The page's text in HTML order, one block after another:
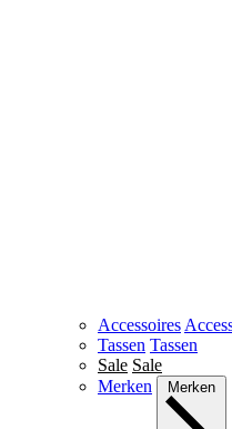
Accessoires
Tassen Tassen
Sale Sale
Merken
Merken